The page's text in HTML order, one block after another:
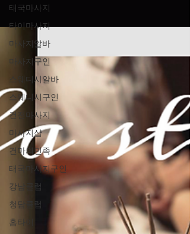
태국마사지
타이마사지
마사지알바
마사지구인
스웨디시알바
스웨디시구인
건전마사지
마사지샵
건마의민족
태국마사지구인
강남클럽
청담클럽
홈타이